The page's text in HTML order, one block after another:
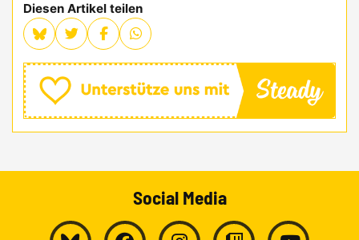
Diesen Artikel teilen
Social Media